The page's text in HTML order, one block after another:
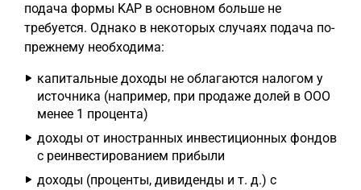
подача формы KAP в основном больше не
требуется. Однако в некоторых случаях подача по-
прежнему необходима:
капитальные доходы не облагаются налогом у
источника (например, при продаже долей в ООО
менее 1 процента)
доходы от иностранных инвестиционных фондов
с реинвестированием прибыли
доходы (проценты, дивиденды и т. д.) с